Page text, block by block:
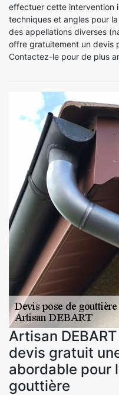
effectuer cette intervention
techniques et angles pour
des appellations diverses
offre gratuitement un devis
Contactez-le pour de plus
Artisan
devis gratuit
abordable pour
gouttière